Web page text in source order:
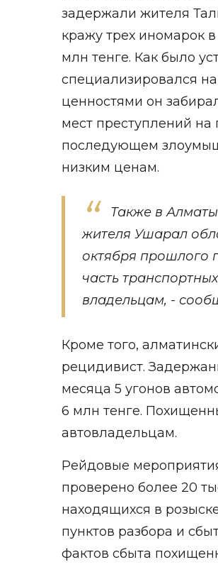
задержали жителя
кражу трех иномарок
млн тенге. Как было
специализировался
ценностями он
мест преступлений на
последующем
низким ценам.
Также в
жителя Ушарал
октября прошлого
часть
владельцам, -
Кроме того,
рецидивист.
месяца 5 угонов
6 млн тенге.
автовладельцам.
Рейдовые
проверено более 20
находящихся в
пунктов разбора и
фактов сбыта